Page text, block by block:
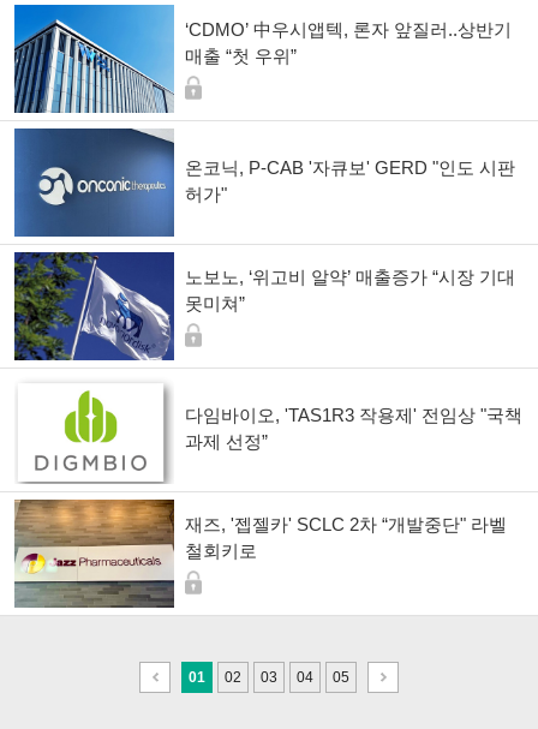
‘CDMO’ 中우시앱텍, 론자 앞질러..상반기
매출 “첫 우위”
온코닉, P-CAB '자큐보' GERD "인도 시판
허가"
노보노, ‘위고비 알약’ 매출증가 “시장 기대
못미쳐”
다임바이오, 'TAS1R3 작용제' 전임상 "국책
과제 선정”
재즈, '젭젤카' SCLC 2차 “개발중단" 라벨
철회키로
이
전
01 02 03 04 05
다
음